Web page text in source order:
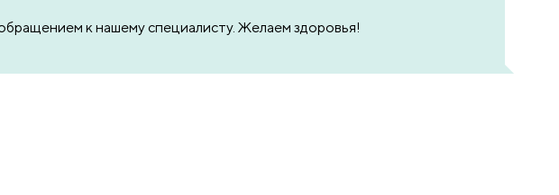
к нашему специалисту. Желаем здоровья!